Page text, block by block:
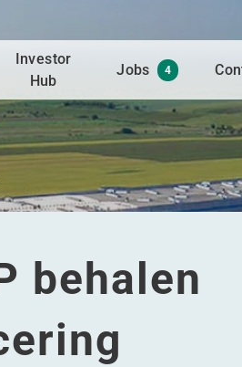
Investor
Hub
Jobs 4
behalen